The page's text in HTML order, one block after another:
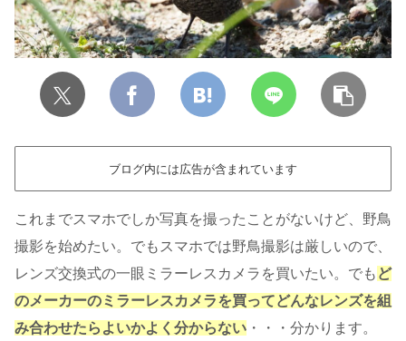
ブログ内には広告が含まれています
これまでスマホでしか写真を撮ったことがないけど、野鳥
撮影を始めたい。でもスマホでは野鳥撮影は厳しいので、
レンズ交換式の一眼ミラーレスカメラを買いたい。でも ど
のメーカーのミラーレスカメラを買ってどんなレンズを組
み合わせたらよいかよく分からない ・・・分かります。